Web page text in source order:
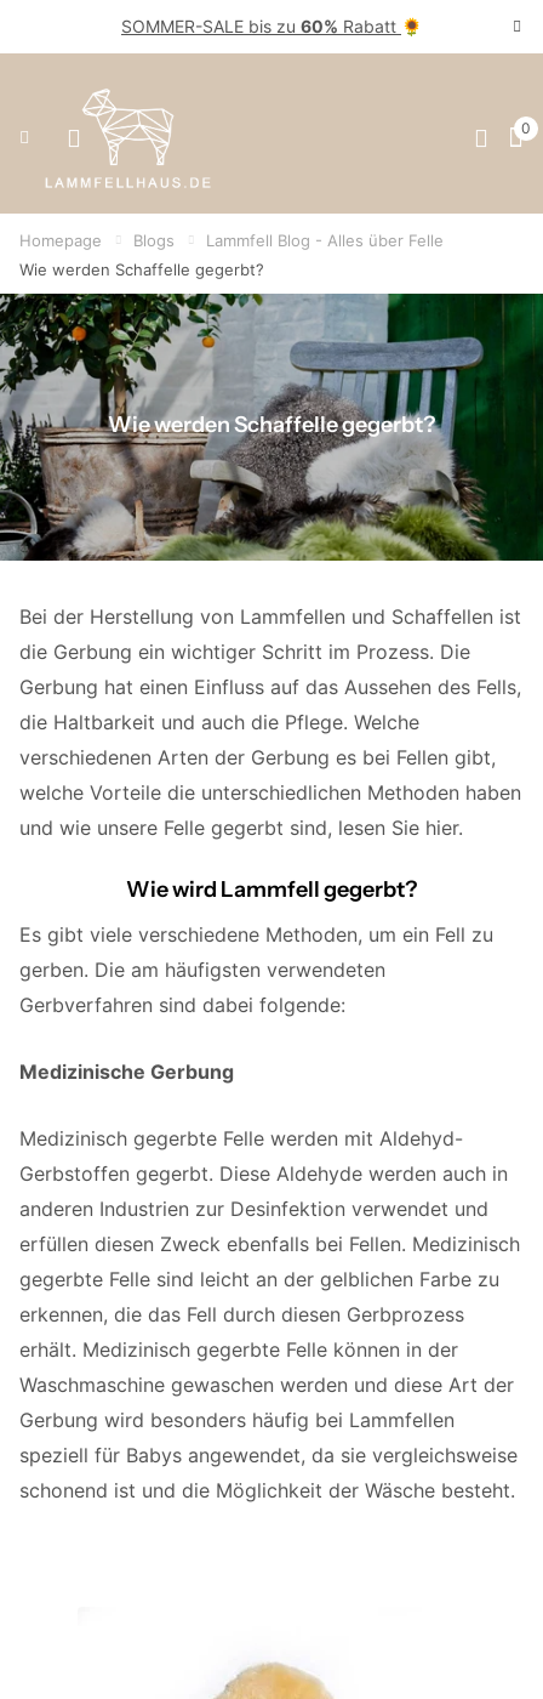
SOMMER-SALE bis zu 60% Rabatt 🌻
0
Homepage Blogs
Lammfell Blog - Alles über Felle
Wie werden Schaffelle gegerbt?
Wie werden Schaffelle gegerbt?
Bei der Herstellung von Lammfellen und Schaffellen ist
die Gerbung ein wichtiger Schritt im Prozess. Die
Gerbung hat einen Einfluss auf das Aussehen des Fells,
die Haltbarkeit und auch die Pflege. Welche
verschiedenen Arten der Gerbung es bei Fellen gibt,
welche Vorteile die unterschiedlichen Methoden haben
und wie unsere Felle gegerbt sind, lesen Sie hier.
Wie wird Lammfell gegerbt?
Es gibt viele verschiedene Methoden, um ein Fell zu
gerben. Die am häufigsten verwendeten
Gerbverfahren sind dabei folgende:
Medizinische Gerbung
Medizinisch gegerbte Felle werden mit Aldehyd-
Gerbstoffen gegerbt. Diese Aldehyde werden auch in
anderen Industrien zur Desinfektion verwendet und
erfüllen diesen Zweck ebenfalls bei Fellen. Medizinisch
gegerbte Felle sind leicht an der gelblichen Farbe zu
erkennen, die das Fell durch diesen Gerbprozess
erhält. Medizinisch gegerbte Felle können in der
Waschmaschine gewaschen werden und diese Art der
Gerbung wird besonders häufig bei Lammfellen
speziell für Babys angewendet, da sie vergleichsweise
schonend ist und die Möglichkeit der Wäsche besteht.